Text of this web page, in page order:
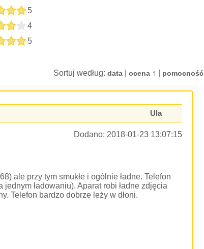
5
4
5
Sortuj według: data| ocena↑ | pomocność
Ula
Dodano: 2018-01-23 13:07:15
ale przy tym smukłe i ogólnie ładne. Telefon
ładowaniu). Aparat robi ładne zdjęcia
Telefon bardzo dobrze leży w dłoni.